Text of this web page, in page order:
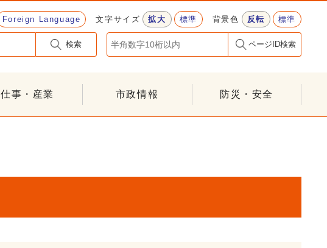
Foreign Language 文字サイズ 拡大 標準 背景色 反転 標準
検索 ページID検索
仕事・産業 市政情報 防災・安全